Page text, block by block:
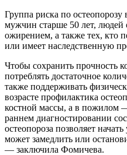
Группа риска по
мужчин старше 50 лет, людей
ожирением, а также тех, кто
или имеет наследственную
Чтобы сохранить прочность
потреблять достаточное
также поддерживать
возрасте профилактика
костной массы, а в пожилом
раннем диагностировании
остеопороза позволяет
может замедлить или
— заключила Фомичева.